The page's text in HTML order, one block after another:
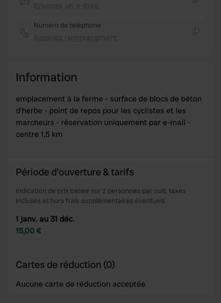
Numéro de téléphone
Information
emplacement à la ferme - surface de blocs de béton
d'herbe - point de repos pour les cyclistes et les
marcheurs - réservation uniquement par e-mail -
centre 1,5 km
Période d'ouverture & tarifs
Indication de prix basée sur 2 personnes par nuit, taxes
incluses et hors frais supplémentaires éventuels.
1 janv. au 31 déc.
15,00 €
Cartes de réduction (0)
Aucune carte de réduction acceptée